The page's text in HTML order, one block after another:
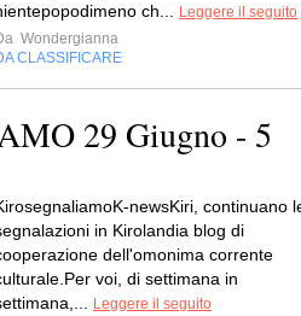
ch...
Leggere il seguito
Wondergianna
CLASSIFICARE
29 Giugno - 5
newsKiri, continuano
in Kirolandia blog di
dell'omonima corrente
voi, di settimana in
Leggere il seguito